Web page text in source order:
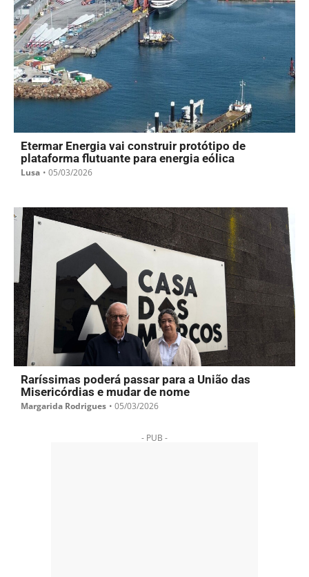
Etermar Energia vai construir protótipo de
plataforma flutuante para energia eólica
Lusa • 05/03/2026
Raríssimas poderá passar para a União das
Misericórdias e mudar de nome
Margarida Rodrigues • 05/03/2026
- PUB -